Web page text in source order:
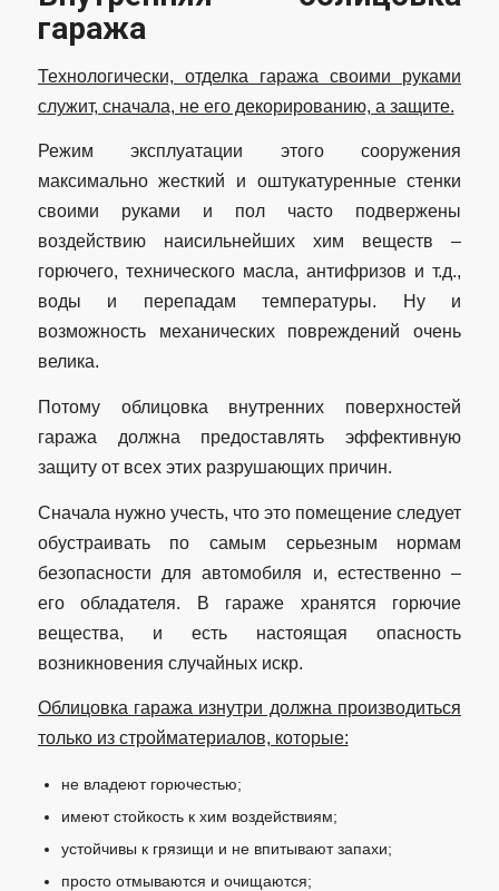
гаража
Технологически, отделка гаража своими руками
служит, сначала, не его декорированию, а защите.
Режим эксплуатации этого сооружения
максимально жесткий и оштукатуренные стенки
своими руками и пол часто подвержены
воздействию наисильнейших хим веществ –
горючего, технического масла, антифризов и т.д.,
воды и перепадам температуры. Ну и
возможность механических повреждений очень
велика.
Потому облицовка внутренних поверхностей
гаража должна предоставлять эффективную
защиту от всех этих разрушающих причин.
Сначала нужно учесть, что это помещение следует
обустраивать по самым серьезным нормам
безопасности для автомобиля и, естественно –
его обладателя. В гараже хранятся горючие
вещества, и есть настоящая опасность
возникновения случайных искр.
Облицовка гаража изнутри должна производиться
только из стройматериалов, которые:
не владеют горючестью;
имеют стойкость к хим воздействиям;
устойчивы к грязищи и не впитывают запахи;
просто отмываются и очищаются;